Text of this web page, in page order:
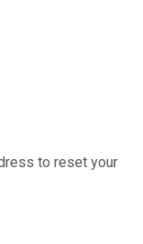
to reset your